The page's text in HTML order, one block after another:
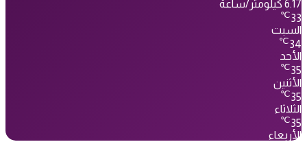
6.17 كيلومتر/ساعة
33
℃
السبت
34
℃
الأحد
35
℃
الأثنين
35
℃
الثلاثاء
35
℃
الأربعاء